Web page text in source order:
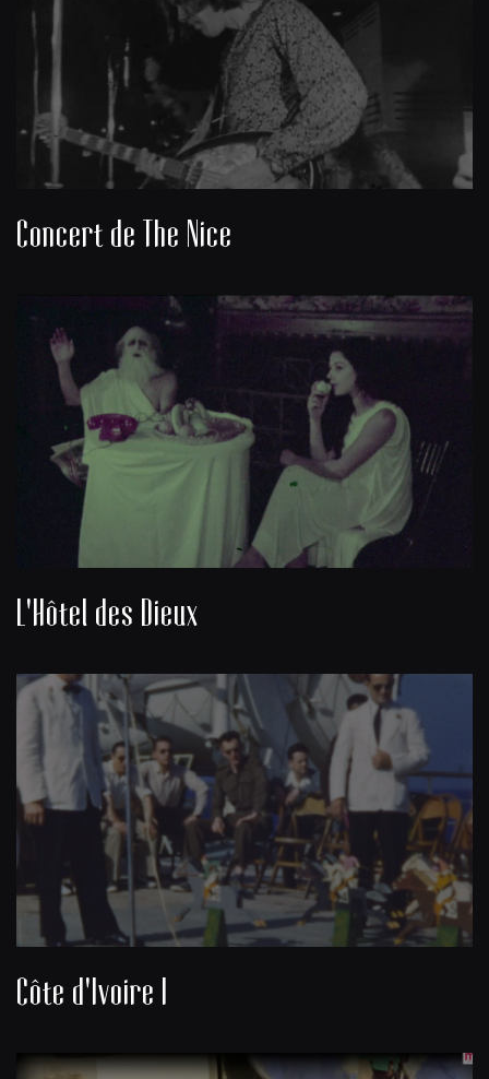
Concert de The Nice
L'Hôtel des Dieux
Côte d'Ivoire I